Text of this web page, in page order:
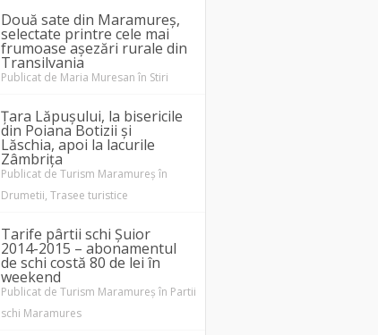
Două sate din Maramureș,
selectate printre cele mai
frumoase așezări rurale din
Transilvania
Publicat de Maria Muresan în Stiri
Țara Lăpușului, la bisericile
din Poiana Botizii și
Lăschia, apoi la lacurile
Zâmbrița
Publicat de Turism Maramureș în
Drumetii, Trasee turistice
Tarife pârtii schi Șuior
2014-2015 – abonamentul
de schi costă 80 de lei în
weekend
Publicat de Turism Maramureș în Partii
schi Maramures